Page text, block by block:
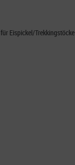
Eispickel/Trekkingstöcke